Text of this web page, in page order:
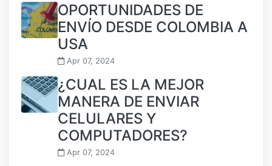
OPORTUNIDADES DE
ENVÍO DESDE COLOMBIA A
USA
Apr 07, 2024
¿CUAL ES LA MEJOR
MANERA DE ENVIAR
CELULARES Y
COMPUTADORES?
Apr 07, 2024